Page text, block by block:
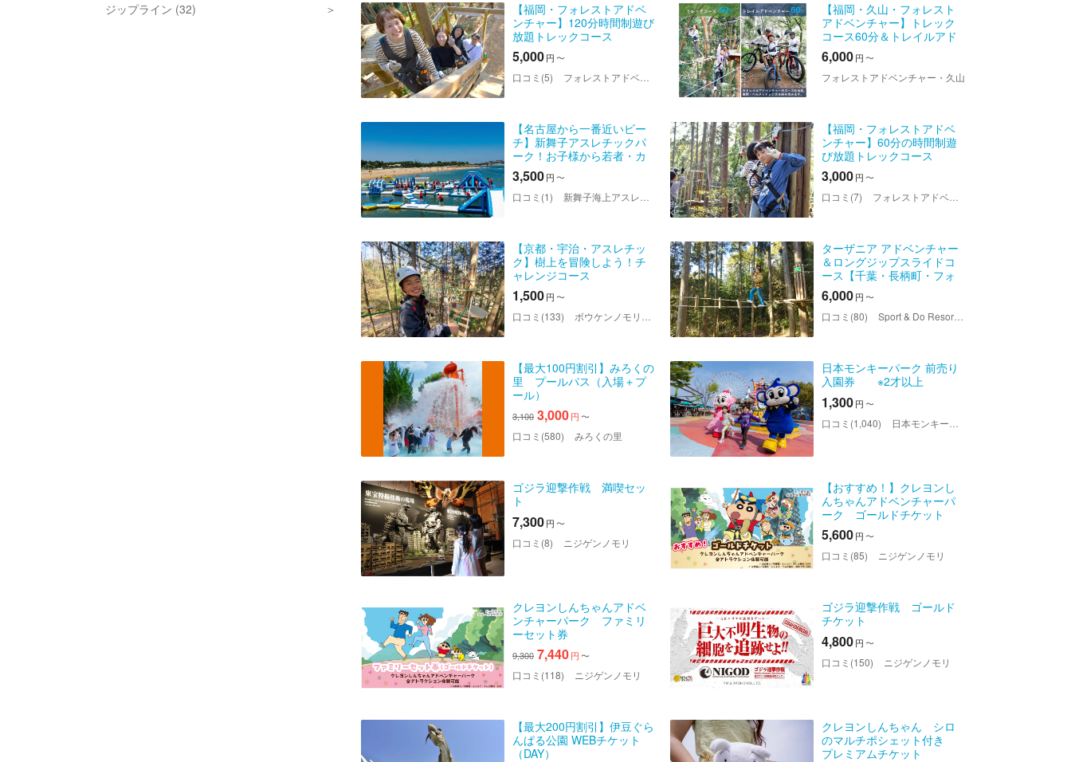
ジップライン (32)
【福岡・フォレストアドベ
ンチャー】120分時間制遊び
放題トレックコース
5,000円 〜
口コミ(5) フォレストアドベンチャー・久山
【福岡・久山・フォレスト
アドベンチャー】トレック
コース60分＆トレイルアド
ベンチャー60分
6,000円 〜
フォレストアドベンチャー・久山
【名古屋から一番近いビー
チ】新舞子アスレチックパ
ーク！お子様から若者・カ
ップルまでみんなで楽しめ
る！！ ※小学生の方が利用の
際は1～２名に対し保護者
3,500円 〜
口コミ(1) 新舞子海上アスレチックパーク
【福岡・フォレストアドベ
ンチャー】60分の時間制遊
び放題トレックコース
3,000円 〜
口コミ(7) フォレストアドベンチャー・久山
【京都・宇治・アスレチッ
ク】樹上を冒険しよう！チ
ャレンジコース
1,500円 〜
口コミ(133) ボウケンノモリ 太陽が丘店
ターザニア アドベンチャー
＆ロングジップスライドコ
ース【千葉・長柄町・フォ
レストアドベンチャー】
6,000円 〜
口コミ(80) Sport & Do Resort リソルの森 フォレストアドベンチャー・ターザニア
【最大100円割引】みろくの
里 プールパス（入場＋プ
ール）
3,100 3,000円 〜
口コミ(580) みろくの里
日本モンキーパーク 前売り
入園券 ※2才以上
1,300円 〜
口コミ(1,040) 日本モンキーパーク
ゴジラ迎撃作戦 満喫セッ
ト
7,300円 〜
口コミ(8) ニジゲンノモリ
【おすすめ！】クレヨンし
んちゃんアドベンチャーパ
ーク ゴールドチケット
5,600円 〜
口コミ(85) ニジゲンノモリ
クレヨンしんちゃんアドベ
ンチャーパーク ファミリ
ーセット券
9,300 7,440円 〜
口コミ(118) ニジゲンノモリ
ゴジラ迎撃作戦 ゴールド
チケット
4,800円 〜
口コミ(150) ニジゲンノモリ
【最大200円割引】伊豆ぐら
んぱる公園 WEBチケット
（DAY）
クレヨンしんちゃん シロ
のマルチポシェット付き
プレミアムチケット